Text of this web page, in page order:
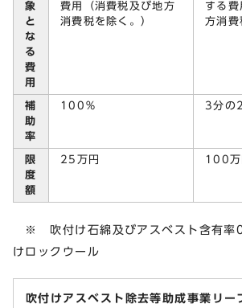
象
と
な
る
費
用
費用（消費税及び地方
消費税を除く。）
する費
方消費
補
助
率
100％ 3分の2
限
度
額
25万円 100万
※ 吹付け石綿及びアスベスト含有率
けロックウール
吹付けアスベスト除去等助成事業リー